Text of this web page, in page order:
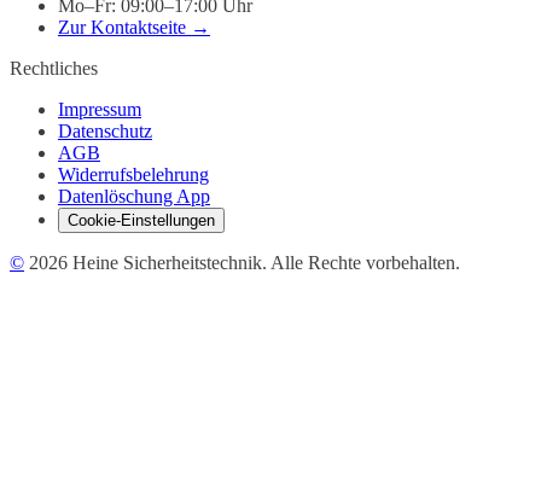
Mo–Fr: 09:00–17:00 Uhr
Zur Kontaktseite →
Rechtliches
Impressum
Datenschutz
AGB
Widerrufsbelehrung
Datenlöschung App
Cookie-Einstellungen
© 2026 Heine Sicherheitstechnik. Alle Rechte vorbehalten.